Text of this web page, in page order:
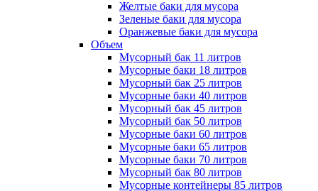
Желтые баки для мусора
Зеленые баки для мусора
Оранжевые баки для мусора
Объем
Мусорный бак 11 литров
Мусорные баки 18 литров
Мусорный бак 25 литров
Мусорные баки 40 литров
Мусорный бак 45 литров
Мусорный бак 50 литров
Мусорные баки 60 литров
Мусорные баки 65 литров
Мусорные баки 70 литров
Мусорный бак 80 литров
Мусорные контейнеры 85 литров